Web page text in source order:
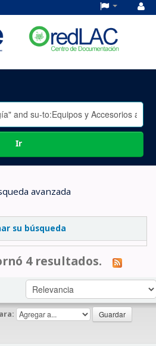
Ir
avanzada
su búsqueda
4 resultados.